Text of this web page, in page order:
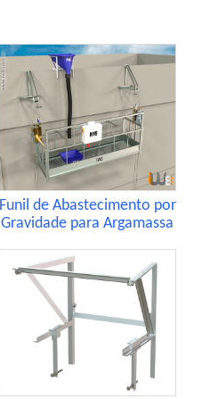
Funil de Abastecimento por
Gravidade para Argamassa